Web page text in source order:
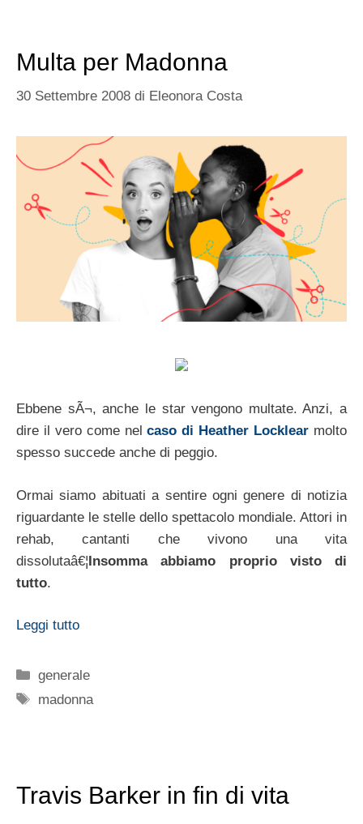
Multa per Madonna
30 Settembre 2008 di Eleonora Costa
Ebbene sÃ¬, anche le star vengono multate. Anzi, a
dire il vero come nelcaso di Heather Locklear molto
spesso succede anche di peggio.
Ormai siamo abituati a sentire ogni genere di notizia
riguardante le stelle dello spettacolo mondiale. Attori in
rehab, cantanti che vivono una vita
dissolutaâ€¦Insomma abbiamo proprio visto di
tutto.
Leggi tutto
Categorie
generale
Tag
madonna
Travis Barker in fin di vita